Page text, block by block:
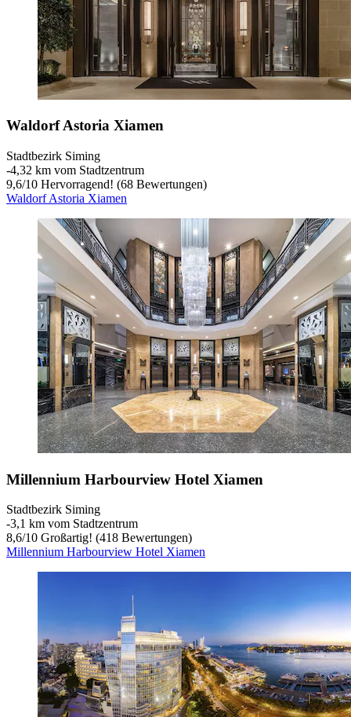
Waldorf Astoria Xiamen
Stadtbezirk Siming
‐4,32 km vom Stadtzentrum
9,6/10 Hervorragend! (68 Bewertungen)
Waldorf Astoria Xiamen
Millennium Harbourview Hotel Xiamen
Stadtbezirk Siming
‐3,1 km vom Stadtzentrum
8,6/10 Großartig! (418 Bewertungen)
Millennium Harbourview Hotel Xiamen